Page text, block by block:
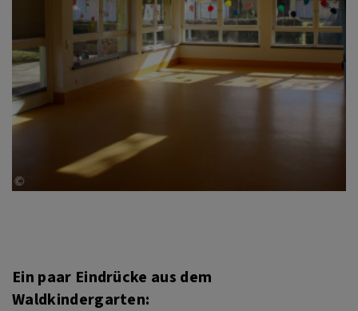
Ein paar Eindrücke aus dem
Waldkindergarten: